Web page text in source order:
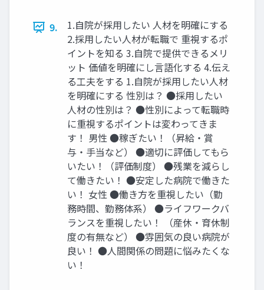
9.
1.自院が採用したい 人材を明確にする
2.採用したい人材が転職で 重視するポ
イントを知る 3.自院で提供できるメリ
ット 価値を明確にし言語化する 4.伝え
る工夫をする 1.自院が採用したい人材
を明確にする 性別は？ ●採用したい
人材の性別は？ ●性別によって転職時
に重視するポイントは変わってきま
す！ 男性 ●稼ぎたい！（昇給・賞
与・手当など） ●適切に評価してもら
いたい！（評価制度） ●残業を減らし
て働きたい！ ●安定した病院で働きた
い！ 女性 ●働き方を重視したい（勤
務時間、勤務体系） ●ライフワークバ
ランスを重視したい！ （産休・育休制
度の有無など） ●雰囲気の良い病院が
良い！ ●人間関係の問題に悩みたくな
い！